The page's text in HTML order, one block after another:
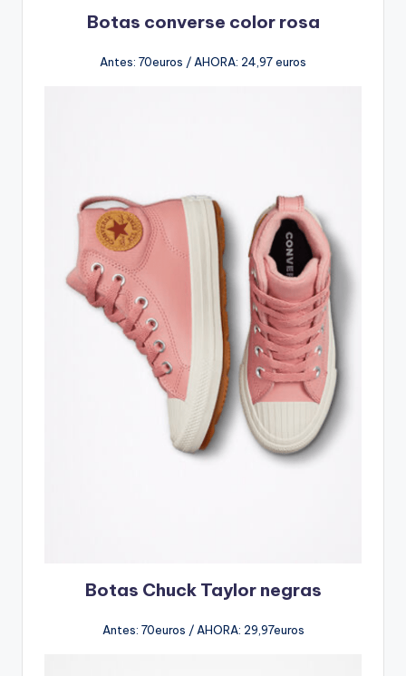
Botas converse color rosa
Antes: 70euros / AHORA: 24,97 euros
Botas Chuck Taylor negras
Antes: 70euros / AHORA: 29,97euros